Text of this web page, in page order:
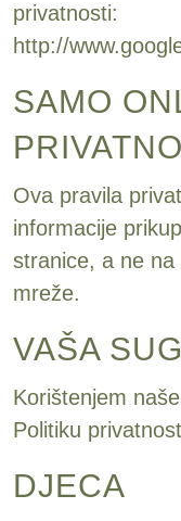
privatnosti:
http://
SAMO
Ova pravila
informacije
stranice, a ne na
mreže.
VAŠA
Korištenjem
Politiku
DJECA